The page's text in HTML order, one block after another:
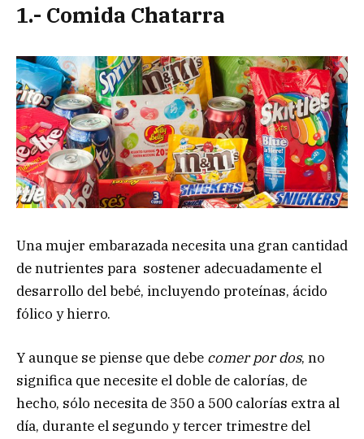
1.- Comida Chatarra
Una mujer embarazada necesita una gran cantidad
de nutrientes para sostener adecuadamente el
desarrollo del bebé, incluyendo proteínas, ácido
fólico y hierro.
Y aunque se piense que debe comer por dos, no
significa que necesite el doble de calorías, de
hecho, sólo necesita de 350 a 500 calorías extra al
día, durante el segundo y tercer trimestre del